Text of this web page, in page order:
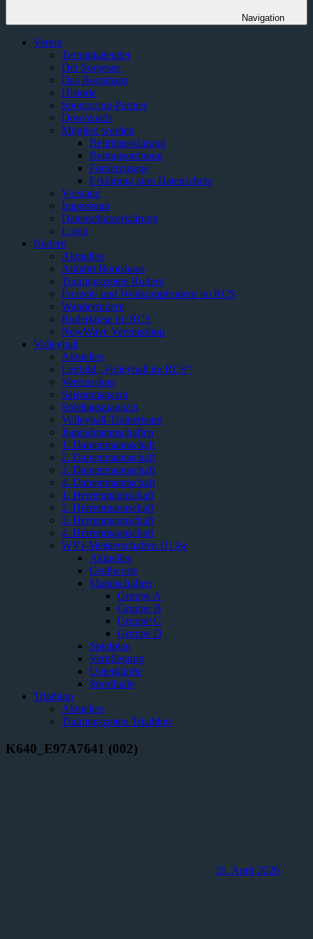
Navigation
Verein
Terminkalender
Der Sorpesee
Das Bootshaus
Historie
Sponsoring-Partner
Downloads
Mitglied werden
Beitrittserklärung
Beitragsordnung
Förderzusage
Erklärung zum Datenschutz
Vorstand
Impressum
Datenschutzerklärung
Login
Rudern
Aktuelles
Anfahrt Bootshaus
Trainingszeiten Rudern
Freizeit- und Wettkampfrudern im RCS
Wanderrudern
Ruderkurse im RCS
NewWave Vereinsshop
Volleyball
Aktuelles
Leitbild „Volleyball im RCS“
Vereinsshop
Saisonmagazin
Spieltagsmagazin
Volleyball-Trainerteam
Jugendmannschaften
1. Damenmannschaft
2. Damenmannschaft
3. Damenmannschaft
4. Damenmannschaft
1. Herrenmannschaft
2. Herrenmannschaft
3. Herrenmannschaft
4. Herrenmannschaft
WVJ-Meisterschaften U13w
Aktuelles
Grußworte
Mannschaften
Gruppe A
Gruppe B
Gruppe C
Gruppe D
Spielplan
Verpflegung
Unterkünfte
Sporthalle
Triathlon
Aktuelles
Trainingszeiten Triathlon
K640_E97A7641 (002)
26. April 2026